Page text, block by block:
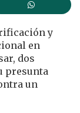
y
en
dos
presunta
un